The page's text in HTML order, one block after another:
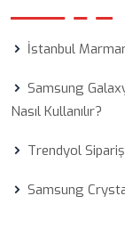
İstanbul
Samsung
Nasıl Kullanılır?
Trendyol
Samsung